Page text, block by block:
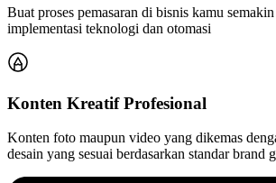
Buat proses pemasaran di bisnis kamu
implementasi teknologi dan otomasi
Konten Kreatif Profesional
Konten foto maupun video yang dikemas
desain yang sesuai berdasarkan standar brand